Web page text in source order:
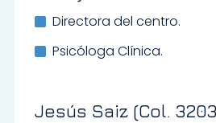
Directora del centro.
Psicóloga Clínica.
Jesús Saiz (Col.